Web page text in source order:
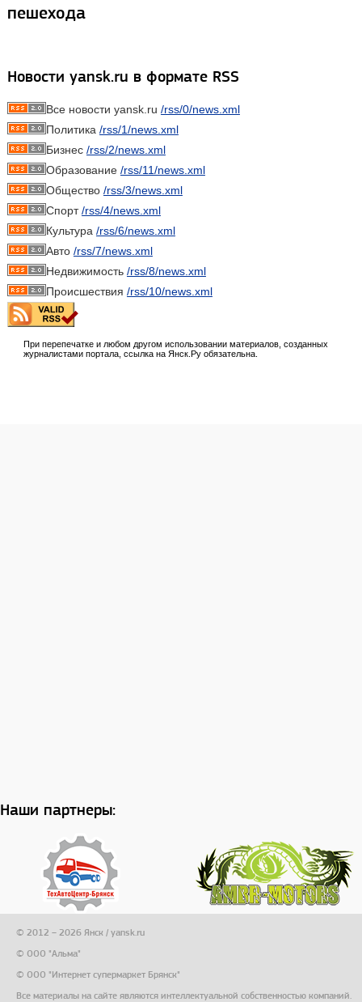
пешехода
Новости yansk.ru в формате RSS
Все новости yansk.ru /rss/0/news.xml
Политика /rss/1/news.xml
Бизнес /rss/2/news.xml
Образование /rss/11/news.xml
Общество /rss/3/news.xml
Спорт/rss/4/news.xml
Культура /rss/6/news.xml
Авто /rss/7/news.xml
Недвижимость /rss/8/news.xml
Происшествия /rss/10/news.xml
При перепечатке и любом другом использовании материалов, созданных
журналистами портала, ссылка на Янск.Ру обязательна.
Наши партнеры:
© 2012 – 2026 Янск / yansk.ru
© ООО "Альма"
© ООО "Интернет супермаркет Брянск"
Все материалы на сайте являются интеллектуальной собственностью компаний.